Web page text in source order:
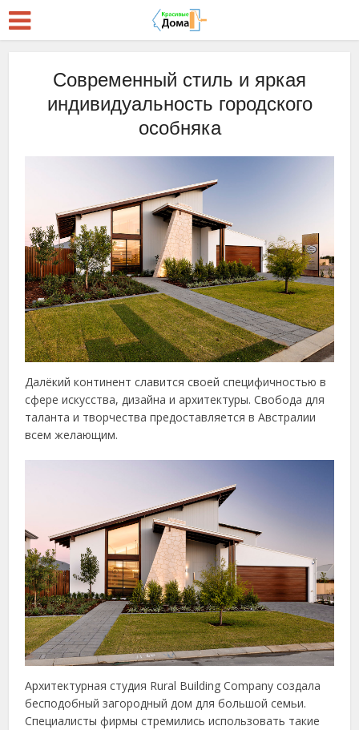
Современный стиль и яркая
индивидуальность городского
особняка
Далёкий континент славится своей специфичностью в
сфере искусства, дизайна и архитектуры. Свобода для
таланта и творчества предоставляется в Австралии
всем желающим.
Архитектурная студия Rural Building Company создала
бесподобный загородный дом для большой семьи.
Специалисты фирмы стремились использовать такие